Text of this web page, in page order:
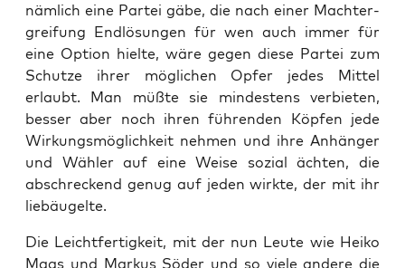
näm­lich eine Par­tei gäbe, die nach einer Macht­er­
grei­fung End­lö­sun­gen für wen auch immer für
eine Opti­on hiel­te, wäre gegen die­se Par­tei zum
Schut­ze ihrer mög­li­chen Opfer jedes Mit­tel
erlaubt. Man müß­te sie min­des­tens ver­bie­ten,
bes­ser aber noch ihren füh­ren­den Köp­fen jede
Wir­kungs­mög­lich­keit neh­men und ihre Anhän­ger
und Wäh­ler auf eine Wei­se sozi­al äch­ten, die
abschre­ckend genug auf jeden wirk­te, der mit ihr
liebäugelte.
Die Leicht­fer­tig­keit, mit der nun Leu­te wie Hei­ko
Maas und Mar­kus Söder und so vie­le ande­re die